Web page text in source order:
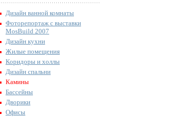
Дизайн ванной комнаты
Фоторепортаж с выставки
MosBuild 2007
Дизайн кухни
Жилые помещения
Коридоры и холлы
Дизайн спальни
Камины
Бассейны
Дворики
Офисы